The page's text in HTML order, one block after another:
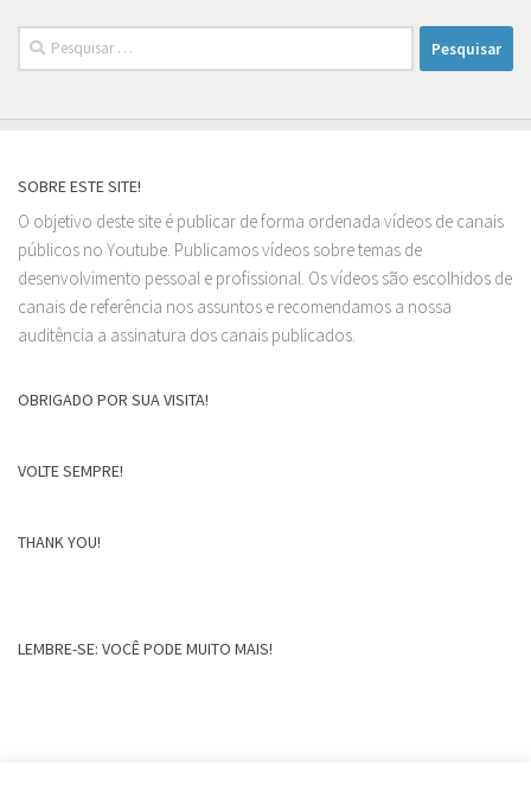
Pesquisar
por:
SOBRE ESTE SITE!
O objetivo deste site é publicar de forma ordenada vídeos de canais
públicos no Youtube. Publicamos vídeos sobre temas de
desenvolvimento pessoal e profissional. Os vídeos são escolhidos de
canais de referência nos assuntos e recomendamos a nossa
auditência a assinatura dos canais publicados.
OBRIGADO POR SUA VISITA!
VOLTE SEMPRE!
THANK YOU!
LEMBRE-SE: VOCÊ PODE MUITO MAIS!